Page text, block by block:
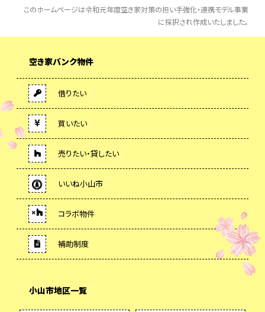
このホームページは令和元年度空き家対策の担い手強化・連携モデル事業
に採択され作成いたしました。
空き家バンク物件
借りたい
買いたい
売りたい・貸したい
いいね小山市
コラボ物件
補助制度
小山市地区一覧